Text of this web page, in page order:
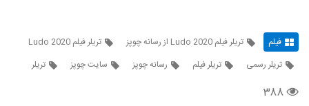
فیلم تریلر فیلم Ludo 2020 از رسانه چوپز
تریلر فیلم Ludo 2020
تریلر رسمی
تریلر فیلم رسانه چوپز سایت چوپز تریلر
۳۸۸